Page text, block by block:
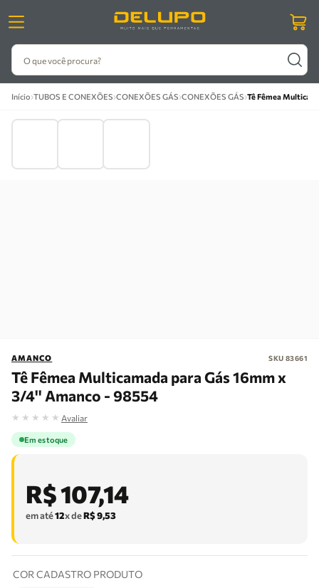
O que você procura?
Início›TUBOS E CONEXÕES›CONEXÕES GÁS›CONEXÕES GÁS›Tê Fêmea
AMANCO SKU 83661
Tê Fêmea Multicamada para Gás 16mm x
3/4'' Amanco - 98554
★ ★ ★ ★ ★ Avaliar
Em estoque
R$107,14
em até12x deR$9,53
COR CADASTRO PRODUTO